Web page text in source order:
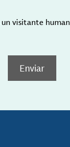
visitante
Enviar